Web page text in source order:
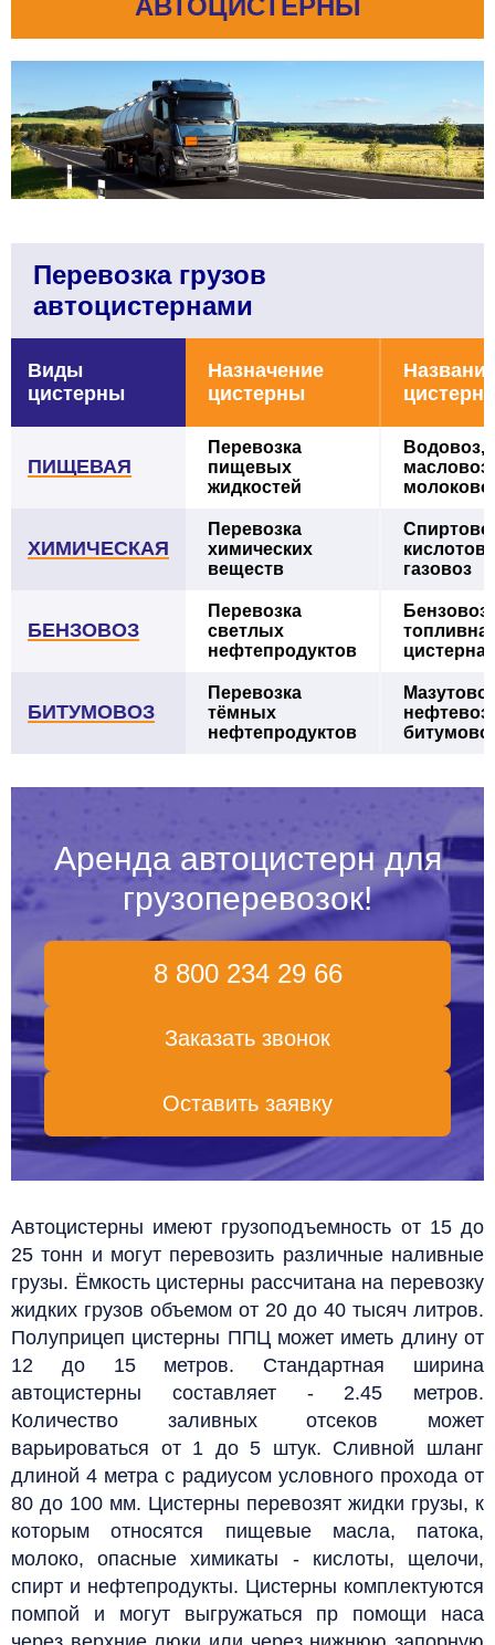
Перевозка грузов
автоцистернами
Виды
цистерны
Назначение
цистерны
ПИЩЕВАЯ
Перевозка
пищевых
жидкостей
Водовоз,
масловоз,
ХИМИЧЕСКАЯ
Перевозка
химических
веществ
газовоз
БЕНЗОВОЗ
Перевозка
светлых
нефтепродуктов
Бензовоз,
цистерна
БИТУМОВОЗ
Перевозка
тёмных
нефтепродуктов
нефтевоз,
Аренда автоцистерн для
грузоперевозок!
8 800 234 29 66
Заказать звонок
Оставить заявку
Автоцистерны имеют грузоподъемность от 15 до
25 тонн и могут перевозить различные наливные
грузы. Ёмкость цистерны рассчитана на перевозку
жидких грузов объемом от 20 до 40 тысяч литров.
Полуприцеп цистерны ППЦ может иметь длину от
12 до 15 метров. Стандартная ширина
автоцистерны составляет - 2.45 метров.
Количество заливных отсеков может
варьироваться от 1 до 5 штук. Сливной шланг
длиной 4 метра с радиусом условного прохода от
80 до 100 мм. Цистерны перевозят жидки грузы, к
которым относятся пищевые масла, патока,
молоко, опасные химикаты - кислоты, щелочи,
спирт и нефтепродукты. Цистерны комплектуются
помпой и могут выгружаться пр помощи наса